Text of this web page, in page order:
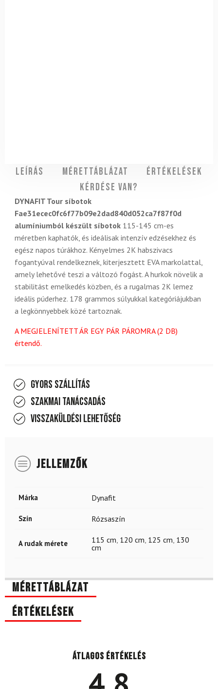
Leírás Mérettáblázat
Értékelések
Kérdése van?
DYNAFIT Tour síbotok
Fae31ecec0fc6f77b09e2dad840d052ca7f87f0d
alumíniumból készült síbotok 115-145 cm-es
méretben kaphatók, és ideálisak intenzív edzésekhez és
egész napos túrákhoz. Kényelmes 2K habszivacs
fogantyúval rendelkeznek, kiterjesztett EVA markolattal,
amely lehetővé teszi a változó fogást. A hurkok növelik a
stabilitást emelkedés közben, és a rugalmas 2K lemez
ideális púderhez. 178 grammos súlyukkal kategóriájukban
a legkönnyebbek közé tartoznak.
A MEGJELENÍTETT ÁR EGY PÁR PÁROMRA (2 DB)
értendő.
Gyors szállítás
Szakmai tanácsadás
Visszaküldési lehetőség
JELLEMZŐK
Márka Dynafit
Szín Rózsaszín
A rudak mérete 115 cm 120 cm 125 cm 130
cm
Mérettáblázat
Értékelések
Átlagos értékelés